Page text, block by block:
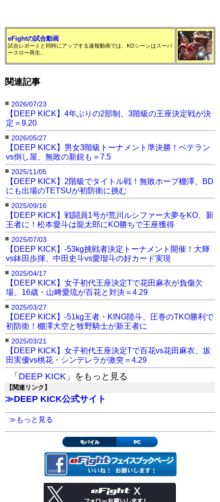
eFightの試合動画
試合レポートと同時にアップする速報動画では、KOシーンはスーパ
ースロー再生。
関連記事
■ 2026/07/23
【DEEP KICK】4年ぶりの2部制、3階級の王座決定戦が決
定＝9.20
■ 2026/05/27
【DEEP KICK】男女3階級トーナメント準決勝！ベテラン
vs倒し屋、無敗の新鋭も＝7.5
■ 2025/11/05
【DEEP KICK】2階級でタイトル戦！無敗ホープ棚澤、BD
にも出場のTETSUが初防衛に挑む
■ 2025/09/16
【DEEP KICK】戦闘員1号が荒川ルシファー大夢をKO、新
王者に！松本愛斗は龍太郎にKO勝ちで王座獲得
■ 2025/07/03
【DEEP KICK】-53kg挑戦者決定トーナメント開催！大輝
vs鉢田歩揮、中田史斗vs愛瑠斗の好カード実現
■ 2025/04/17
【DEEP KICK】女子初代王座決定Tで花田麻衣が負傷欠
場、16歳・山﨑愛琉が百花と対決＝4.29
■ 2025/03/27
【DEEP KICK】-51kg王者・KING陸斗、圧巻のTKO勝利で
初防衛！棚澤大空と牧野騎士が新王者に
■ 2025/03/21
【DEEP KICK】女子初代王座決定Tで百花vs花田麻衣、坂
田実優vs桃花・シンデレラが激突＝4.29
「 DEEP KICK 」をもっと見る
【関連リンク】
≫DEEP KICK公式サイト
≫もっと見る
モバイル PC